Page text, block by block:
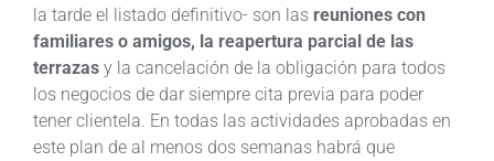
la tarde el listado definitivo- son las reuniones con
familiares o amigos, la reapertura parcial de las
terrazas y la cancelación de la obligación para todos
los negocios de dar siempre cita previa para poder
tener clientela. En todas las actividades aprobadas en
este plan de al menos dos semanas habrá que